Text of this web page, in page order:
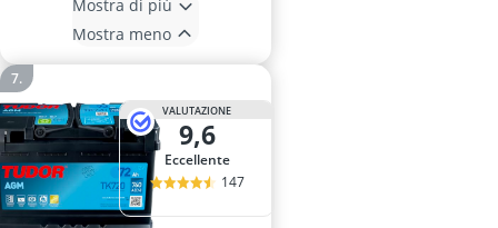
Mostra di più
Mostra meno
VALUTAZIONE
9,6
Eccellente
147